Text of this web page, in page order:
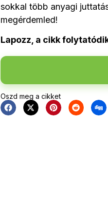
sokkal több anyagi
megérdemled!
Lapozz, a cikk
Oszd meg a cikket